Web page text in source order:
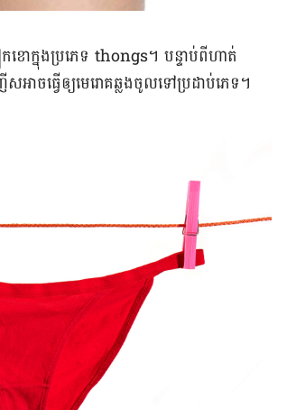
ោ​ក្នុង​ប្រភេទ thongs។ បន្ទាប់ពី​ហាត់​
អាច​ធ្វើឲ្យ​មេរោគ​ឆ្លង​ចូល​ទៅ​ប្រដាប់​ភេទ។